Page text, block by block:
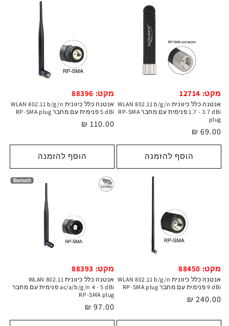
מקט: 12714
אנטנה כלל כיוונית WLAN 802.11 b/g/n
1.7 - 3.7 dBi פנימית עם מחבר RP-SMA
plug
מחיר
רגיל
69.00 ₪
הוסף להזמנה
מקט: 88396
אנטנה כלל כיוונית WLAN 802.11 b/g/n
5 dBi פנימית עם מחבר RP-SMA plug
מחיר
110.00 ₪
הוסף להזמנה
מקט: 88450
אנטנה כלל כיוונית WLAN 802.11 b/g/n
9 dBi פנימית עם מחבר RP-SMA plug
מחיר
240.00 ₪
מקט: 88393
אנטנה כלל כיוונית WLAN 802.11
ac/a/b/g/n 4 - 5 dBi פנימית עם מחבר
RP-SMA plug
מחיר
רגיל
97.00 ₪